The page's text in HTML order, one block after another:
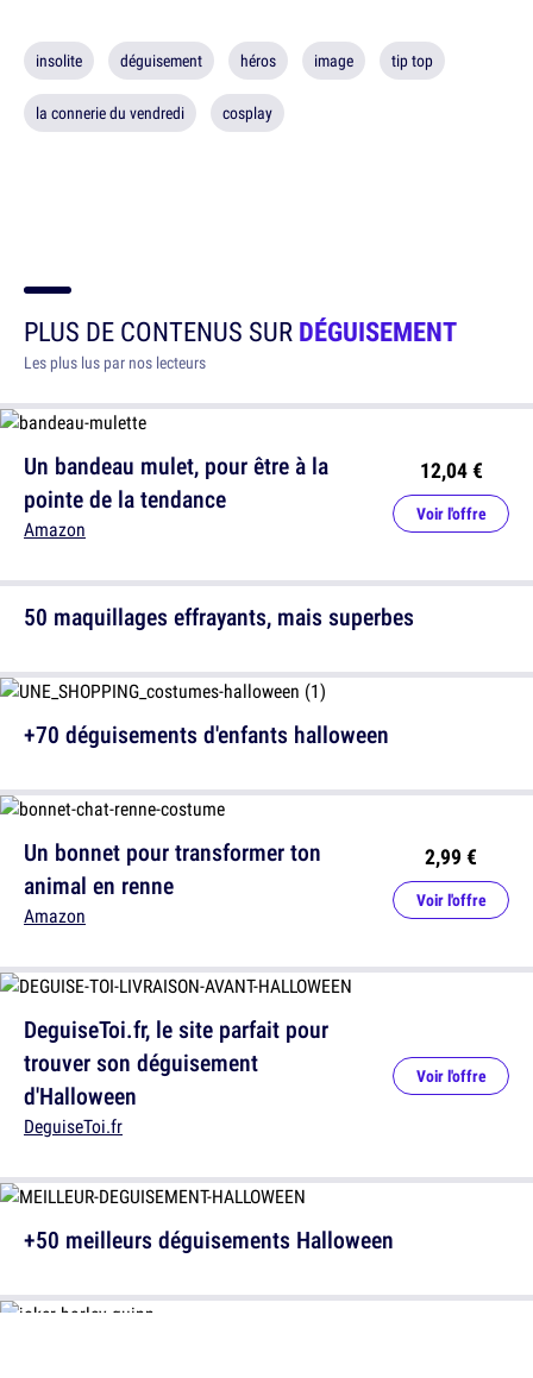
insolite déguisement héros image tip top
la connerie du vendredi cosplay
PLUS DE CONTENUS SURDÉGUISEMENT
Les plus lus par nos lecteurs
Un bandeau mulet, pour être à la
pointe de la tendance
Amazon
12,04 €
Voir l'offre
+70 déguisements d'enfants halloween
DeguiseToi.fr, le site parfait pour
trouver son déguisement
d'Halloween
DeguiseToi.fr
Voir l'offre
50 maquillages effrayants, mais superbes
Un bonnet pour transformer ton
animal en renne
Amazon
2,99 €
Voir l'offre
+50 meilleurs déguisements Halloween